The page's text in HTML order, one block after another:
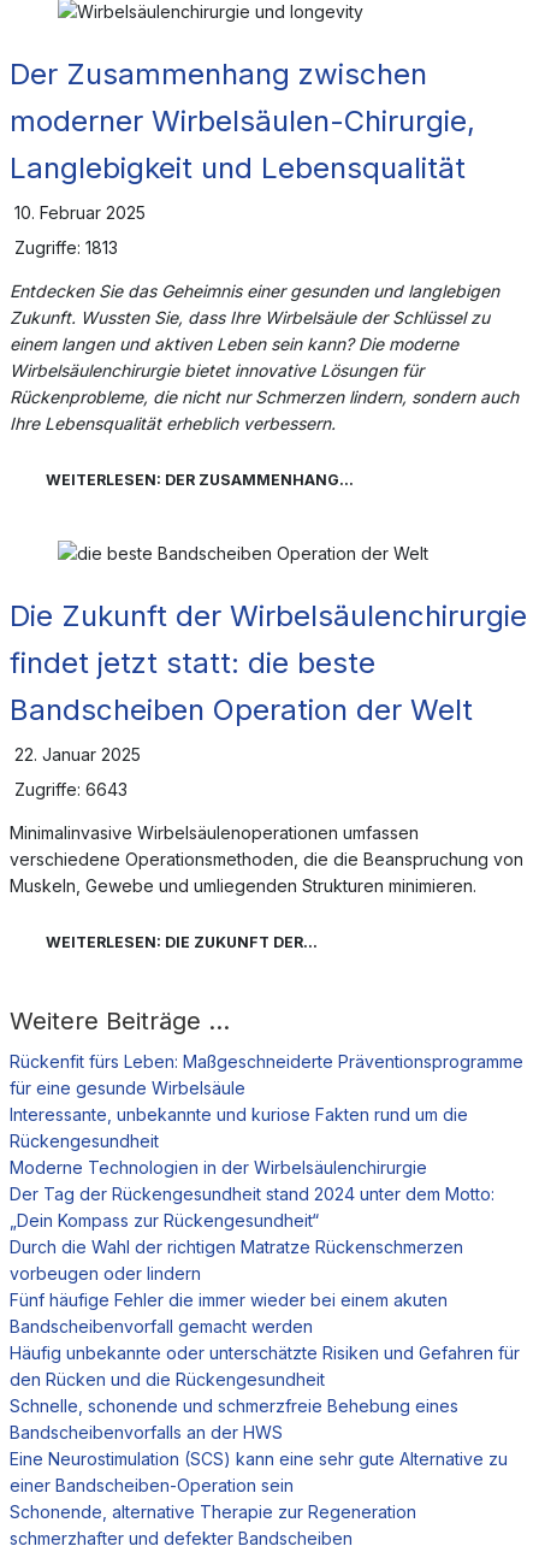
Der Zusammenhang zwischen
moderner Wirbelsäulen-Chirurgie,
Langlebigkeit und Lebensqualität
10. Februar 2025
Zugriffe: 1813
Entdecken Sie das Geheimnis einer gesunden und langlebigen
Zukunft. Wussten Sie, dass Ihre Wirbelsäule der Schlüssel zu
einem langen und aktiven Leben sein kann? Die moderne
Wirbelsäulenchirurgie bietet innovative Lösungen für
Rückenprobleme, die nicht nur Schmerzen lindern, sondern auch
Ihre Lebensqualität erheblich verbessern.
WEITERLESEN: DER ZUSAMMENHANG...
Die Zukunft der Wirbelsäulenchirurgie
findet jetzt statt: die beste
Bandscheiben Operation der Welt
22. Januar 2025
Zugriffe: 6643
Minimalinvasive Wirbelsäulenoperationen umfassen
verschiedene Operationsmethoden, die die Beanspruchung von
Muskeln, Gewebe und umliegenden Strukturen minimieren.
WEITERLESEN: DIE ZUKUNFT DER...
Weitere Beiträge …
Rückenfit fürs Leben: Maßgeschneiderte Präventionsprogramme
für eine gesunde Wirbelsäule
Interessante, unbekannte und kuriose Fakten rund um die
Rückengesundheit
Moderne Technologien in der Wirbelsäulenchirurgie
Der Tag der Rückengesundheit stand 2024 unter dem Motto:
„Dein Kompass zur Rückengesundheit“
Durch die Wahl der richtigen Matratze Rückenschmerzen
vorbeugen oder lindern
Fünf häufige Fehler die immer wieder bei einem akuten
Bandscheibenvorfall gemacht werden
Häufig unbekannte oder unterschätzte Risiken und Gefahren für
den Rücken und die Rückengesundheit
Schnelle, schonende und schmerzfreie Behebung eines
Bandscheibenvorfalls an der HWS
Eine Neurostimulation (SCS) kann eine sehr gute Alternative zu
einer Bandscheiben-Operation sein
Schonende, alternative Therapie zur Regeneration
schmerzhafter und defekter Bandscheiben